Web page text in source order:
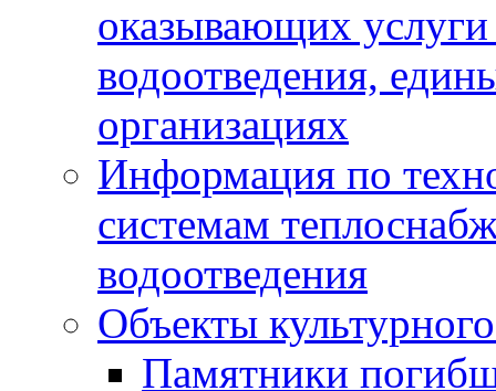
оказывающих
водоотведения,
организациях
Информация по
системам
водоотведения
Объекты
Памятники